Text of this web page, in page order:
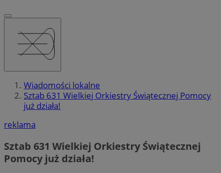
Wiadomości lokalne
Sztab 631 Wielkiej Orkiestry Świątecznej Pomocy
już działa!
reklama
Sztab 631 Wielkiej Orkiestry Świątecznej
Pomocy już działa!